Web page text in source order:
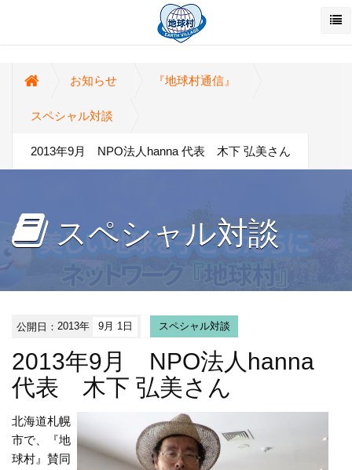
お知らせ 『地球村通信』
スペシャル対談
2013年9月 NPO法人hanna 代表 木下 弘美さん
スペシャル対談
公開日：2013年 9月 1日 スペシャル対談
2013年9月 NPO法人hanna
代表 木下 弘美さん
北海道札幌
市で、『地
球村』賛同